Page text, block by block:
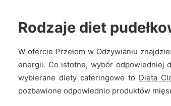
DIETY ODCHUDZAJĄCE DIETY
Slim Odchudzanie Wege
Rodzaje diet
W ofercie Przełom w Odżywianiu
energii. Co istotne, wybór odpowiedniej
wybierane diety cateringowe to Dieta
pozbawione odpowiednio produktów